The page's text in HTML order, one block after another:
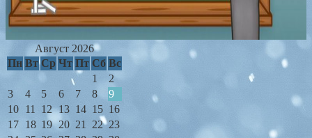
Август 2026
Пн Вт Ср Чт Пт Сб Вс
1
2
3
4 5 6 7 8
9
10 11 12 13 14 15 16
17 18 19 20 21 22 23